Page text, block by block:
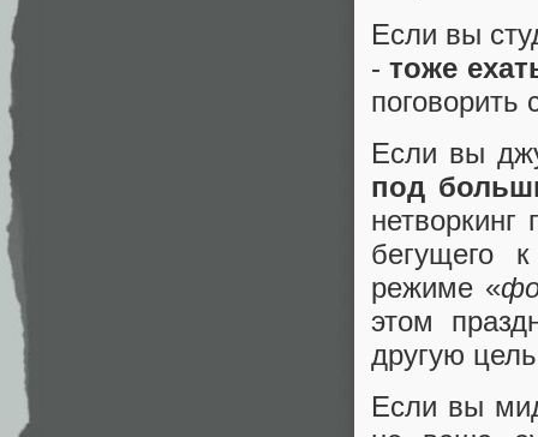
Если вы
-тоже
поговорить
Если вы
под
бегущего
режиме «
этом
другую
Если вы